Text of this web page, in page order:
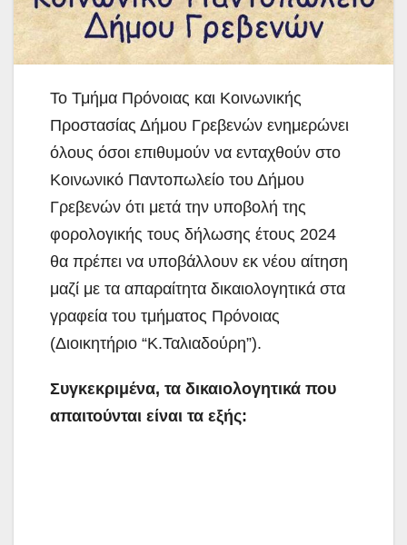
Το Τμήμα Πρόνοιας και Κοινωνικής
Προστασίας Δήμου Γρεβενών ενημερώνει
όλους όσοι επιθυμούν να ενταχθούν στο
Κοινωνικό Παντοπωλείο του Δήμου
Γρεβενών ότι μετά την υποβολή της
φορολογικής τους δήλωσης έτους 2024
θα πρέπει να υποβάλλουν εκ νέου αίτηση
μαζί με τα απαραίτητα δικαιολογητικά στα
γραφεία του τμήματος Πρόνοιας
(Διοικητήριο “Κ.Ταλιαδούρη”).
Συγκεκριμένα, τα δικαιολογητικά που
απαιτούνται είναι τα εξής: